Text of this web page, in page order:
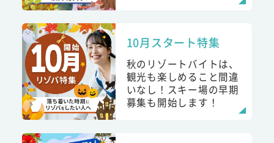
10月スタート特集
秋のリゾートバイトは、
観光も楽しめること間違
いなし！スキー場の早期
募集も開始します！